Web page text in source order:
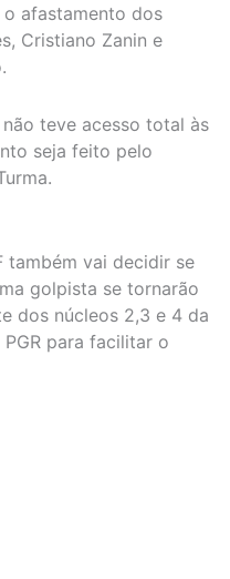
afastamento dos
Cristiano Zanin e
teve acesso total às
seja feito pelo
também vai decidir se
golpista se tornarão
dos núcleos 2,3 e 4 da
para facilitar o